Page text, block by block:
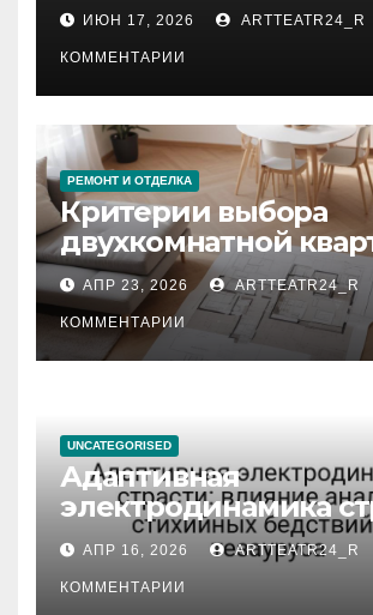
ИЮН 17, 2026 ARTTEATR24_R
КОММЕНТАРИИ
РЕМОНТ И ОТДЕЛКА
Критерии выбора
двухкомнатной
планировка,
состояние и
АПР 23, 2026 ARTTEATR24_R
КОММЕНТАРИИ
UNCATEGORISED
Адаптивная
электродинамика
влияние анализа
стихийных
тезауруса
АПР 16, 2026 ARTTEATR24_R
КОММЕНТАРИИ